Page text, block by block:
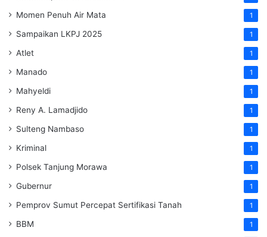
Momen Penuh Air Mata 1
Sampaikan LKPJ 2025 1
Atlet 1
Manado 1
Mahyeldi 1
Reny A. Lamadjido 1
Sulteng Nambaso 1
Kriminal 1
Polsek Tanjung Morawa 1
Gubernur 1
Pemprov Sumut Percepat Sertifikasi Tanah 1
BBM 1